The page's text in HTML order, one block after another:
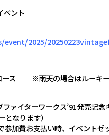
ベント
2025/
ース ※雨天の場合はルーキ
ァイターワークス’91発売記念
となります）
加費お支払い時、イベントゼ